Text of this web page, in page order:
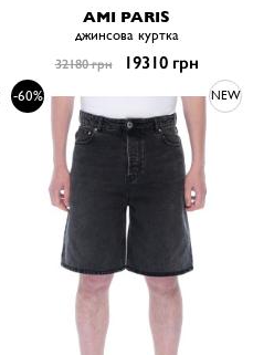
AMI PARIS
джинсова куртка
32180 грн 19310 грн
-60% NEW